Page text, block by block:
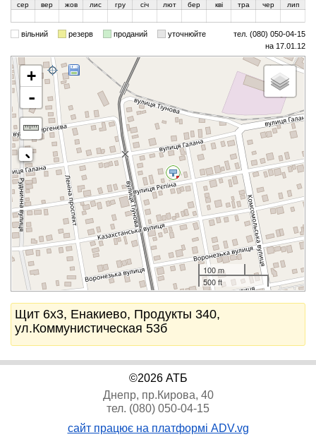
сер
вер жов лис гру січ лют бер кві тра чер лип
вільний резерв проданий уточнюйте
тел. (080) 050-04-15
на 17.01.12
+
-
100 m
500 ft
Щит 6x3, Енакиево, Продукты 340,
ул.Коммунистическая 53б
©2026 АТБ
Днепр, пр.Кирова, 40
тел. (080) 050-04-15
сайт працює на платформі ADV.vg